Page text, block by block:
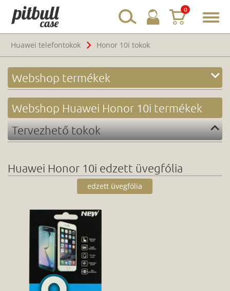
0
Huawei telefontokok
Honor 10i tokok
Webshop termékek
Webshop Huawei Honor 10i termékek
Tervezhető tokok
Huawei Honor 10i edzett üvegfólia
edzett üvegfólia